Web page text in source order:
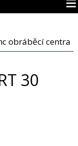
obráběcí centra
30